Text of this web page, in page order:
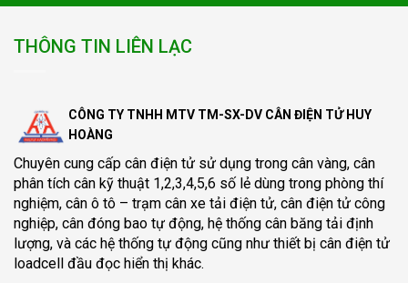
THÔNG TIN LIÊN LẠC
CÔNG TY TNHH MTV TM-SX-DV CÂN ĐIỆN TỬ HUY
HOÀNG
Chuyên cung cấp cân điện tử sử dụng trong cân vàng, cân
phân tích cân kỹ thuật 1,2,3,4,5,6 số lẻ dùng trong phòng thí
nghiệm, cân ô tô – trạm cân xe tải điện tử, cân điện tử công
nghiệp, cân đóng bao tự động, hệ thống cân băng tải định
lượng, và các hệ thống tự động cũng như thiết bị cân điện tử
loadcell đầu đọc hiển thị khác.